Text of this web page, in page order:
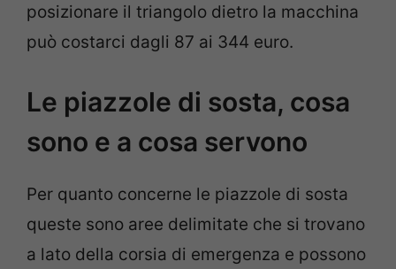
posizionare il triangolo dietro la macchina
può costarci dagli 87 ai 344 euro.
Le piazzole di sosta, cosa
sono e a cosa servono
Per quanto concerne le piazzole di sosta
queste sono aree delimitate che si trovano
a lato della corsia di emergenza e possono